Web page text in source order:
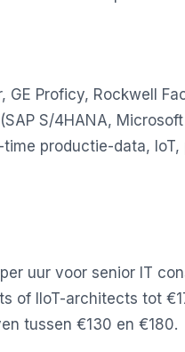
GE Proficy, Rockwell
S/4HANA,
productie-data,
uur voor senior IT
of IIoT-architects tot
tussen €130 en €180.